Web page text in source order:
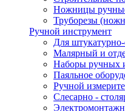
Ножницы
Труборезы
Ручной инструмент
Для
Малярный и
Наборы ручных
Паяльное
Ручной
Слесарно -